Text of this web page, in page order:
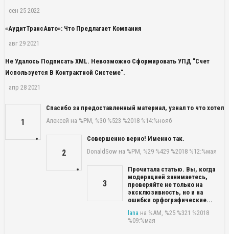
сен 25 2022
«АудитТрансАвто»: Что Предлагает Компания
авг 29 2021
Не Удалось Подписать XML. Невозможно Сформировать УПД "Счет
Используется В Контрактной Системе".
апр 28 2021
1
Спасибо за предоставленный материал, узнал то что хотел
Алексей на %PM, %30 %523 %2018 %14:%нояб
2
Совершенно верно! Именно так.
DonaldSow на %PM, %29 %429 %2018 %12:%мая
3
Прочитала статью. Вы, когда
модерацией занимаетесь,
проверяйте не только на
эксклюзивность, но и на
ошибки орфографические...
lana на %AM, %25 %321 %2018
%09:%мая